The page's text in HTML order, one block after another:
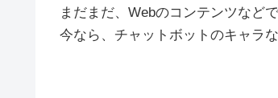
まだまだ、Webのコンテンツなど
今なら、チャットボットのキャラ